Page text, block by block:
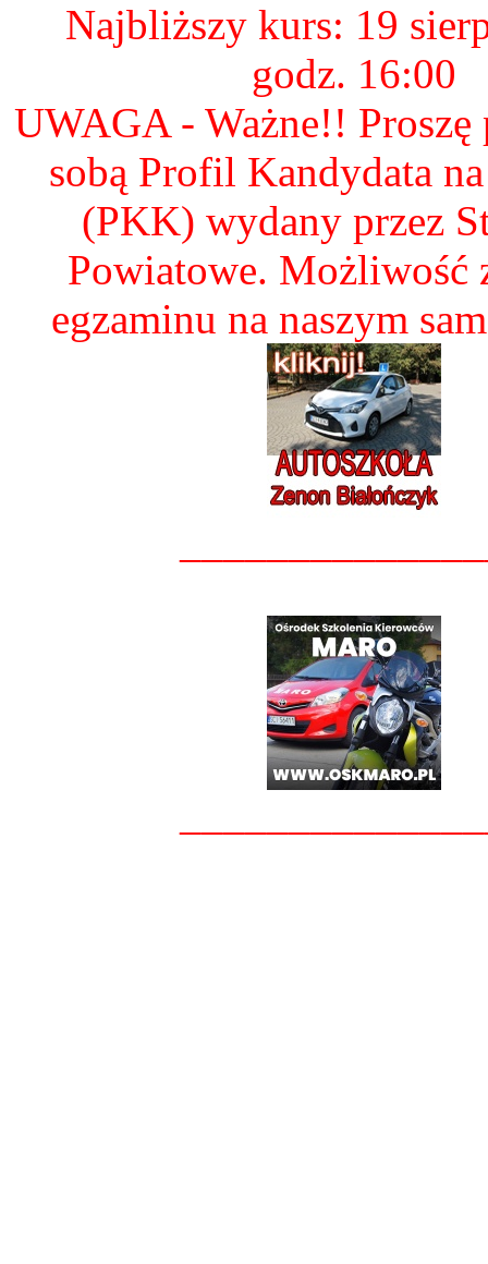
Najbliższy kurs: 19
godz. 16:00
UWAGA - Ważne!! Proszę
sobą Profil Kandydata
(PKK) wydany przez
Powiatowe. Możliwość
egzaminu na naszym